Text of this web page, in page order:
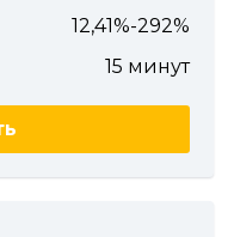
12,41%-292%
15 минут